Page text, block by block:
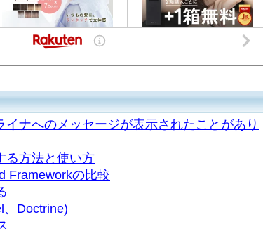
ナへのメッセージが表示されたことがあり
る方法と使い方
Frameworkの比較
、Doctrine)